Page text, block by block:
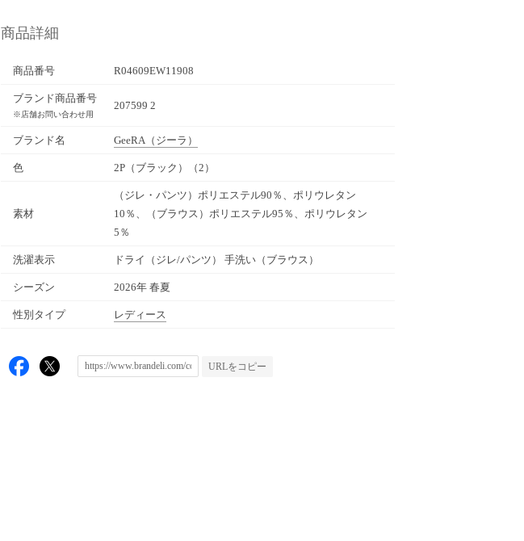
商品詳細
商品番号 R04609EW11908
ブランド商品番号
※店舗お問い合わせ用
207599 2
ブランド名 GeeRA （ジーラ）
色 2P（ブラック）（2）
素材
（ジレ・パンツ）ポリエステル90％、ポリウレタン
10％、（ブラウス）ポリエステル95％、ポリウレタン
5％
洗濯表示 ドライ（ジレ/パンツ） 手洗い（ブラウス）
シーズン 2026年 春夏
性別タイプ レディース
URLをコピー